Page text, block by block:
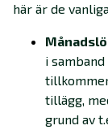
här är de
i
tillägg,
grund av